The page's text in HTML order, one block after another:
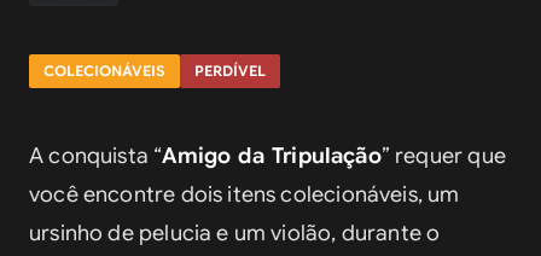
COLECIONÁVEIS PERDÍVEL
A conquista “Amigo da Tripulação” requer que
você encontre dois itens colecionáveis, um